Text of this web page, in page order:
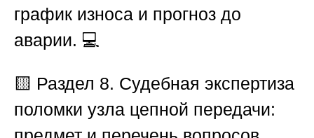
график износа и прогноз до
аварии. 💻
🟨 Раздел 8. Судебная экспертиза
поломки узла цепной передачи: